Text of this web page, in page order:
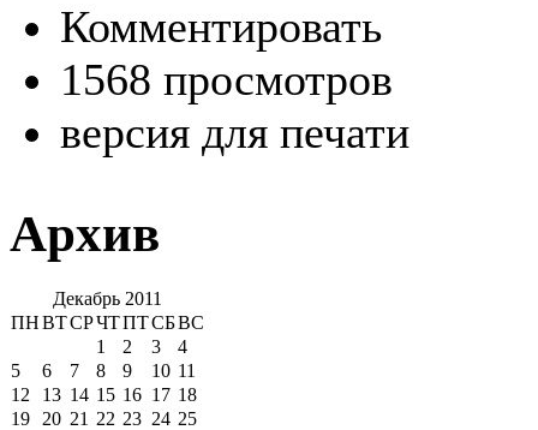
Комментировать
1568 просмотров
версия для печати
Архив
Декабрь 2011
ПНВТСРЧТПТСБВС
1
2 3
4
5
6 7 8 9 10 11
12
13 14 15 16 17 18
19
20 21 22 23 24 25